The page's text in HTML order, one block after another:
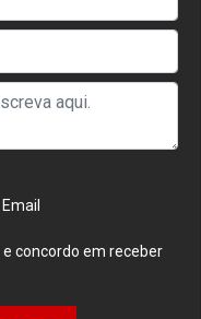
Email
e concordo em receber